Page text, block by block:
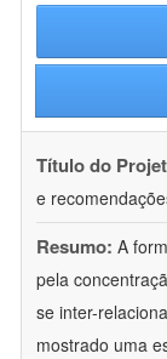
Título do
e
Resumo: A
pela
se inter-
mostrado uma